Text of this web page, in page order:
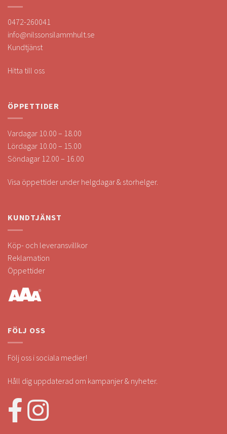
0472-260041
info@nilssonsilammhult.se
Kundtjänst
Hitta till oss
ÖPPETTIDER
Vardagar 10.00 – 18.00
Lördagar 10.00 – 15.00
Söndagar 12.00 – 16.00
Visa öppettider under helgdagar & storhelger.
KUNDTJÄNST
Köp- och leveransvillkor
Reklamation
Öppettider
FÖLJ OSS
Följ oss i sociala medier!
Håll dig uppdaterad om kampanjer & nyheter.